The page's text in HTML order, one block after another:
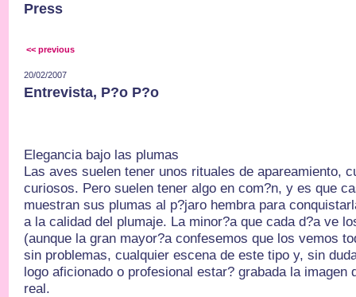
Press
<< previous
20/02/2007
Entrevista, P?o P?o
Elegancia bajo las plumas
Las aves suelen tener unos rituales de apareamiento,
curiosos. Pero suelen tener algo en com?n, y es que
muestran sus plumas al p?jaro hembra para
a la calidad del plumaje. La minor?a que cada d?a ve
(aunque la gran mayor?a confesemos que los vemos
sin problemas, cualquier escena de este tipo y, sin
logo aficionado o profesional estar? grabada la imagen
real.